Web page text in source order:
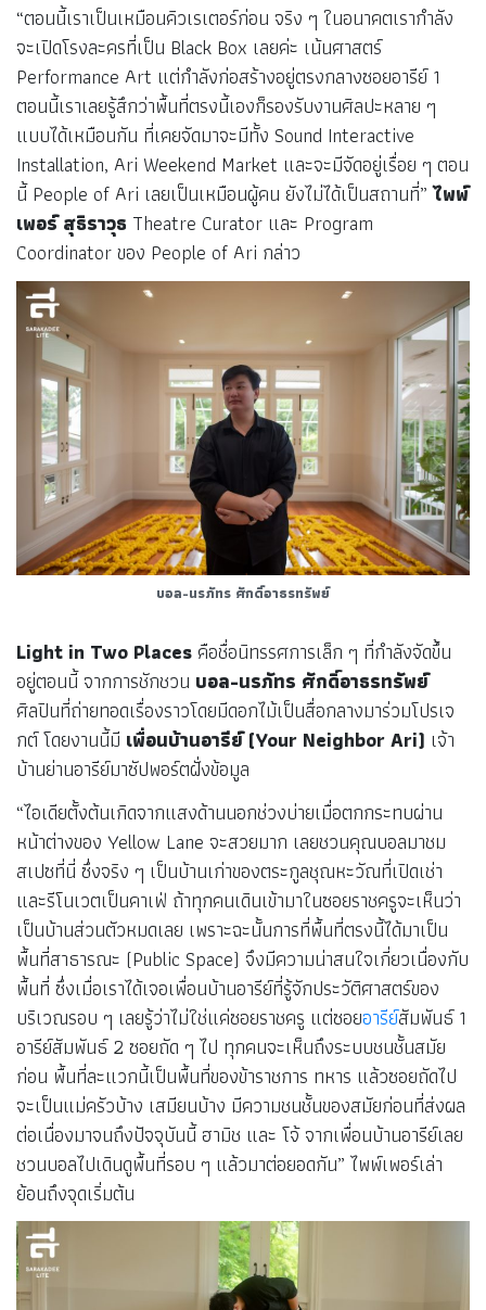
“ตอนนี้เราเป็นเหมือนคิวเรเตอร์ก่อน จริง ๆ ในอนาคตเรากำลัง
จะเปิดโรงละครที่เป็น Black Box เลยค่ะ เน้นศาสตร์
Performance Art แต่กำลังก่อสร้างอยู่ตรงกลางซอยอารีย์ 1
ตอนนี้เราเลยรู้สึกว่าพื้นที่ตรงนี้เองก็รองรับงานศิลปะหลาย ๆ
แบบได้เหมือนกัน ที่เคยจัดมาจะมีทั้ง Sound Interactive
Installation, Ari Weekend Market และจะมีจัดอยู่เรื่อย ๆ ตอน
นี้ People of Ari เลยเป็นเหมือนผู้คน ยังไม่ได้เป็นสถานที่”ไพพ์
เพอร์ สุธิราวุธ Theatre Curator และ Program
Coordinator ของ People of Ari กล่าว
บอล-นรภัทร ศักดิ์อาธรทรัพย์
Light in Two Placesคือชื่อนิทรรศการเล็ก ๆ ที่กำลังจัดขึ้น
อยู่ตอนนี้ จากการชักชวน บอล-นรภัทร ศักดิ์อาธรทรัพย์
ศิลปินที่ถ่ายทอดเรื่องราวโดยมีดอกไม้เป็นสื่อกลางมาร่วมโปรเจ
กต์ โดยงานนี้มี เพื่อนบ้านอารีย์ (Your Neighbor Ari) เจ้า
บ้านย่านอารีย์มาซัปพอร์ตฝั่งข้อมูล
“ไอเดียตั้งต้นเกิดจากแสงด้านนอกช่วงบ่ายเมื่อตกกระทบผ่าน
หน้าต่างของ Yellow Lane จะสวยมาก เลยชวนคุณบอลมาชม
สเปซที่นี่ ซึ่งจริง ๆ เป็นบ้านเก่าของตระกูลชุณหะวัณที่เปิดเช่า
และรีโนเวตเป็นคาเฟ่ ถ้าทุกคนเดินเข้ามาในซอยราชครูจะเห็นว่า
เป็นบ้านส่วนตัวหมดเลย เพราะฉะนั้นการที่พื้นที่ตรงนี้ได้มาเป็น
พื้นที่สาธารณะ (Public Space) จึงมีความน่าสนใจเกี่ยวเนื่องกับ
พื้นที่ ซึ่งเมื่อเราได้เจอเพื่อนบ้านอารีย์ที่รู้จักประวัติศาสตร์ของ
บริเวณรอบ ๆ เลยรู้ว่าไม่ใช่แค่ซอยราชครู แต่ซอยอารีย์สัมพันธ์ 1
อารีย์สัมพันธ์ 2 ซอยถัด ๆ ไป ทุกคนจะเห็นถึงระบบชนชั้นสมัย
ก่อน พื้นที่ละแวกนี้เป็นพื้นที่ของข้าราชการ ทหาร แล้วซอยถัดไป
จะเป็นแม่ครัวบ้าง เสมียนบ้าง มีความชนชั้นของสมัยก่อนที่ส่งผล
ต่อเนื่องมาจนถึงปัจจุบันนี้ ฮามิช และ โจ้ จากเพื่อนบ้านอารีย์เลย
ชวนบอลไปเดินดูพื้นที่รอบ ๆ แล้วมาต่อยอดกัน” ไพพ์เพอร์เล่า
ย้อนถึงจุดเริ่มต้น